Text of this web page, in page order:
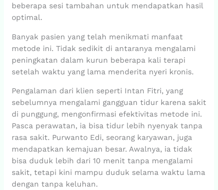
beberapa sesi tambahan untuk mendapatkan hasil
optimal.
Banyak pasien yang telah menikmati manfaat
metode ini. Tidak sedikit di antaranya mengalami
peningkatan dalam kurun beberapa kali terapi
setelah waktu yang lama menderita nyeri kronis.
Pengalaman dari klien seperti Intan Fitri, yang
sebelumnya mengalami gangguan tidur karena sakit
di punggung, mengonfirmasi efektivitas metode ini.
Pasca perawatan, ia bisa tidur lebih nyenyak tanpa
rasa sakit. Purwanto Edi, seorang karyawan, juga
mendapatkan kemajuan besar. Awalnya, ia tidak
bisa duduk lebih dari 10 menit tanpa mengalami
sakit, tetapi kini mampu duduk selama waktu lama
dengan tanpa keluhan.